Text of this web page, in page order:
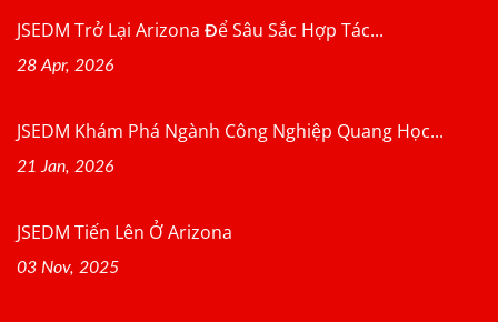
JSEDM Trở Lại Arizona Để Sâu Sắc Hợp Tác...
28 Apr, 2026
JSEDM Khám Phá Ngành Công Nghiệp Quang Học...
21 Jan, 2026
JSEDM Tiến Lên Ở Arizona
03 Nov, 2025